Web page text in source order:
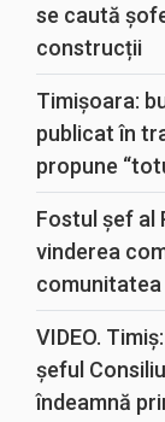
se caută
construcții
Timișoara:
publicat în
propune
Fostul șef al
vinderea
comunitatea
VIDEO.
șeful
îndeamnă